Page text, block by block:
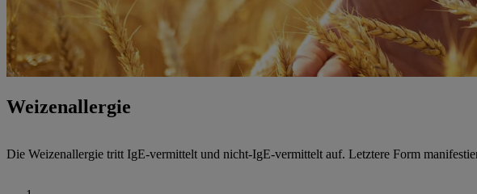
Weizenallergie
Die Weizenallergie tritt IgE-vermittelt und nicht-IgE-vermittelt auf. Letztere Form